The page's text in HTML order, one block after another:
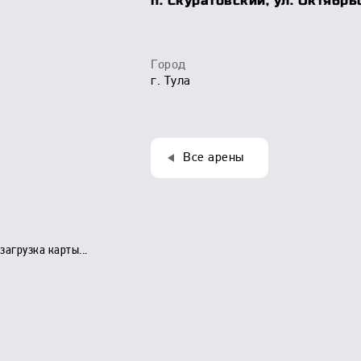
Город
г. Тула
Все арены
загрузка карты...